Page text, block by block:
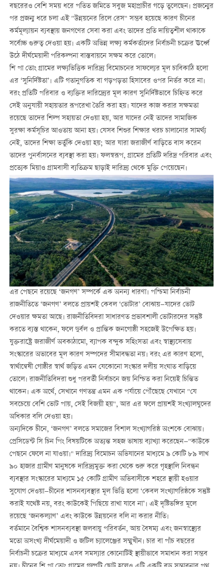
বছরেরও বেশি সময় ধরে পতিত জমিতে সবুজ মহাপ্রাচীর গড়ে তুলেছেন। প্রজন্মের
পর প্রজন্ম ধরে চলা এই "উন্নয়নের রিলে রেস" সম্ভব হয়েছে কারণ চীনের
কর্মমূল্যায়ন ব্যবস্থায় জনগণের সেবা করা এবং তাদের প্রতি দায়িত্বশীল থাকাকে
সর্বোচ্চ গুরুত্ব দেওয়া হয়। একটি অভিন্ন লক্ষ্য কর্মকর্তাদের নির্বাচনী চক্রের ঊর্ধ্বে
উঠে দীর্ঘমেয়াদী পরিকল্পনা বাস্তবায়নে সক্ষম করে তোলে।
শি পা তোং গ্রামের লক্ষ্যভিত্তিক দারিদ্র্য বিমোচনের সাফল্যের মূল চাবিকাঠি হলো
এর ‘সুনির্দিষ্টতা’। এটি গতানুগতিক বা গড়পড়তা হিসাবের ওপর নির্ভর করে না।
বরং প্রতিটি পরিবার ও ব্যক্তির দারিদ্র্যের মূল কারণ সুনির্দিষ্টভাবে চিহ্নিত করে
সেই অনুযায়ী সহায়তার রূপরেখা তৈরি করা হয়। যাদের কাজ করার সক্ষমতা
রয়েছে তাদের শিল্প সহায়তা দেওয়া হয়, আর যাদের নেই তাদের সামাজিক
সুরক্ষা কর্মসূচির আওতায় আনা হয়। যেসব শিশুর শিক্ষার খরচ চালানোর সামর্থ্য
নেই, তাদের শিক্ষা ভর্তুকি দেওয়া হয়; আর যারা জরাজীর্ণ বাড়িতে বাস করেন
তাদের পুনর্বাসনের ব্যবস্থা করা হয়। ফলস্বরূপ, গ্রামের প্রতিটি দরিদ্র পরিবার এবং
প্রত্যেক মিয়াও গ্রামবাসী ব্যতিক্রম ছাড়াই দারিদ্র্য থেকে মুক্তি পেয়েছেন।
এর পেছনে রয়েছে ‘জনগণ’ সম্পর্কে এক অনন্য ধারণা। পশ্চিমা নির্বাচনী
রাজনীতিতে ‘জনগণ’ বলতে প্রায়শই কেবল ‘ভোটার’ বোঝায়—যাদের ভোট
দেওয়ার ক্ষমতা আছে। রাজনীতিবিদরা সাধারণত প্রভাবশালী ভোটারদের সন্তুষ্ট
করতে ব্যস্ত থাকেন, ফলে দুর্বল ও প্রান্তিক জনগোষ্ঠী সহজেই উপেক্ষিত হয়।
যুক্তরাষ্ট্রে জরাজীর্ণ অবকাঠামো, ব্যাপক বন্দুক সহিংসতা এবং স্বাস্থ্যসেবায়
সংস্কারের অভাবের মূল কারণ সম্পদের সীমাবদ্ধতা নয়। বরং এর কারণ হলো,
স্বার্থান্বেষী গোষ্ঠীর স্বার্থ জড়িত এমন যেকোনো সংস্কার দলীয় সংঘাত বাড়িয়ে
তোলে। রাজনীতিবিদরা শুধু পরবর্তী নির্বাচনে জয় নিশ্চিত করা নিয়েই চিন্তিত
থাকেন। এক অর্থে, সেখানে গণতন্ত্র এমন এক পর্যায়ে পৌঁছেছে যেখানে "যে
সবচেয়ে বেশি ভোট পায়, সেই বিজয়ী হয়", আর এর ফলে প্রায়শই সংখ্যালঘুদের
অধিকার বলি দেওয়া হয়।
অন্যদিকে চীনে, ‘জনগণ’ বলতে সমাজের বিশাল সংখ্যাগরিষ্ঠ অংশকে বোঝায়।
প্রেসিডেন্ট সি চিন পিং বিষয়টিকে অত্যন্ত সহজ ভাষায় ব্যাখ্যা করেছেন—"কাউকে
পেছনে ফেলে না যাওয়া।" দারিদ্র্য বিমোচন অভিযানের মাধ্যমে ৯ কোটি ৮৯ লাখ
৯০ হাজার গ্রামীণ মানুষকে দারিদ্র্যমুক্ত করা থেকে শুরু করে গৃহস্থালি নিবন্ধন
ব্যবস্থার সংস্কারের মাধ্যমে ১৫ কোটি গ্রামীণ অভিবাসীকে শহরে স্থায়ী হওয়ার
সুযোগ দেওয়া—চীনের শাসনব্যবস্থার মূল ভিত্তি হলো ‘কেবল সংখ্যাগরিষ্ঠকে সন্তুষ্ট
করাই যথেষ্ট নয়, বরং কাউকেই পিছিয়ে রাখা যাবে না’। এই দৃষ্টিভঙ্গির মূলে
রয়েছে ‘জনকল্যাণ’ এবং কাউকে উন্নয়নের বলি না করার নীতি।
বর্তমানে বৈশ্বিক শাসনব্যবস্থা জলবায়ু পরিবর্তন, আয় বৈষম্য এবং জনস্বাস্থ্যের
মতো অসংখ্য দীর্ঘমেয়াদী ও জটিল চ্যালেঞ্জের সম্মুখীন। চার বা পাঁচ বছরের
নির্বাচনী চক্রের মাধ্যমে এসব সমস্যার কোনোটিই স্থায়ীভাবে সমাধান করা সম্ভব